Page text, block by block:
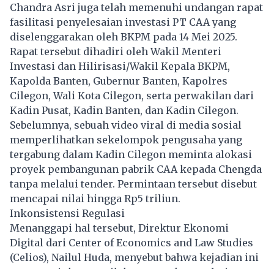
Chandra Asri juga telah memenuhi undangan rapat
fasilitasi penyelesaian investasi PT CAA yang
diselenggarakan oleh BKPM pada 14 Mei 2025.
Rapat tersebut dihadiri oleh Wakil Menteri
Investasi dan Hilirisasi/Wakil Kepala BKPM,
Kapolda Banten, Gubernur Banten, Kapolres
Cilegon, Wali Kota Cilegon, serta perwakilan dari
Kadin Pusat, Kadin Banten, dan Kadin Cilegon.
Sebelumnya, sebuah video viral di media sosial
memperlihatkan sekelompok pengusaha yang
tergabung dalam Kadin Cilegon meminta alokasi
proyek pembangunan pabrik CAA kepada Chengda
tanpa melalui tender. Permintaan tersebut disebut
mencapai nilai hingga Rp5 triliun.
Inkonsistensi Regulasi
Menanggapi hal tersebut, Direktur Ekonomi
Digital dari Center of Economics and Law Studies
(Celios), Nailul Huda, menyebut bahwa kejadian ini